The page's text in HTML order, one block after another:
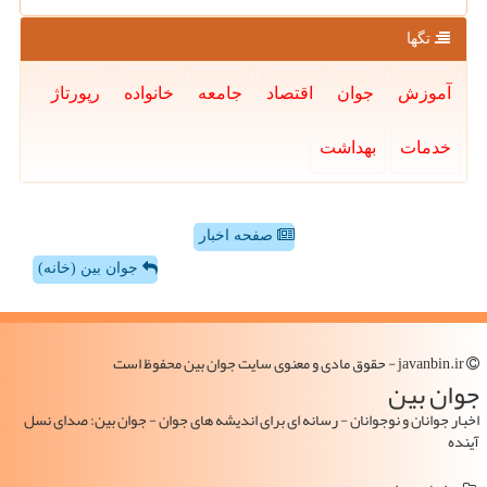
تگها
آموزش جوان اقتصاد جامعه خانواده رپورتاژ
خدمات بهداشت
صفحه اخبار
جوان بین (خانه)
جوان بین
اخبار جوانان و نوجوانان - رسانه ای برای اندیشه های جوان - جوان بین: صدای نسل
آینده